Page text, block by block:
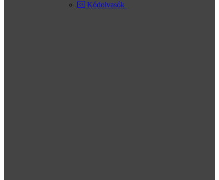
Kódolvasók